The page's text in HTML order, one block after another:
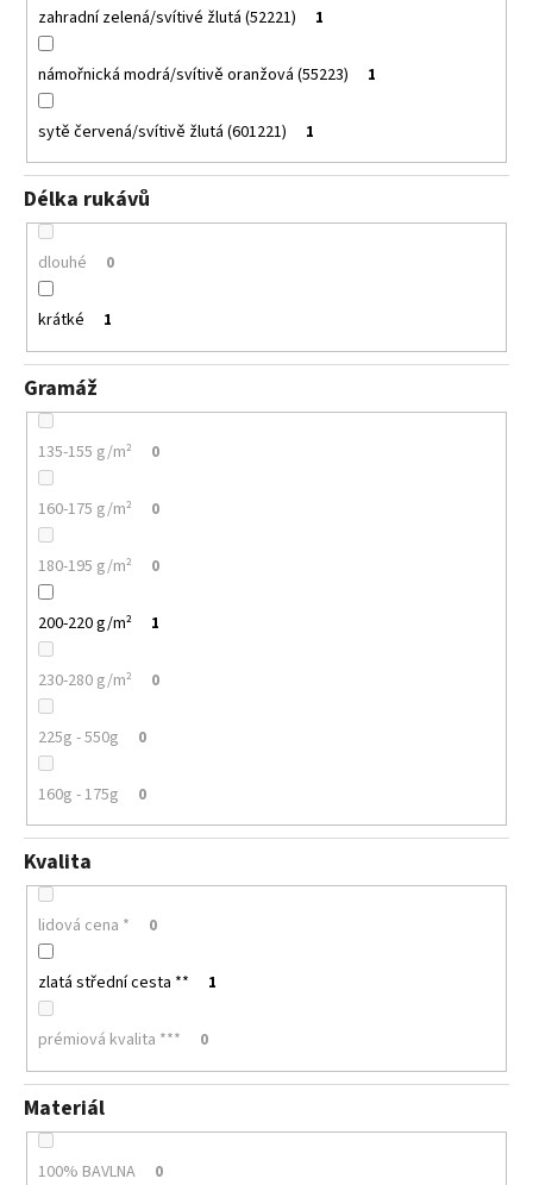
zahradní zelená/svítivé žlutá (52221) 1
námořnická modrá/svítivě oranžová (55223) 1
sytě červená/svítivě žlutá (601221) 1
Délka rukávů
dlouhé 0
krátké 1
Gramáž
135-155 g/m² 0
160-175 g/m² 0
180-195 g/m² 0
200-220 g/m² 1
230-280 g/m² 0
225g - 550g 0
160g - 175g 0
Kvalita
lidová cena * 0
zlatá střední cesta ** 1
prémiová kvalita *** 0
Materiál
100% BAVLNA 0